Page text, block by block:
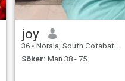
joy
36 • Norala, South Cotabato, Filippinerna
Söker: Man 38 - 75